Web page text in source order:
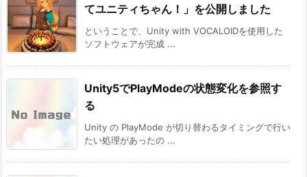
てユニティちゃん！」を公開しました
ということで、Unity with VOCALOIDを使用した
ソフトウェアが完成 ...
Unity5でPlayModeの状態変化を参照す
る
Unity の PlayMode が切り替わるタイミングで行い
たい処理があったの ...